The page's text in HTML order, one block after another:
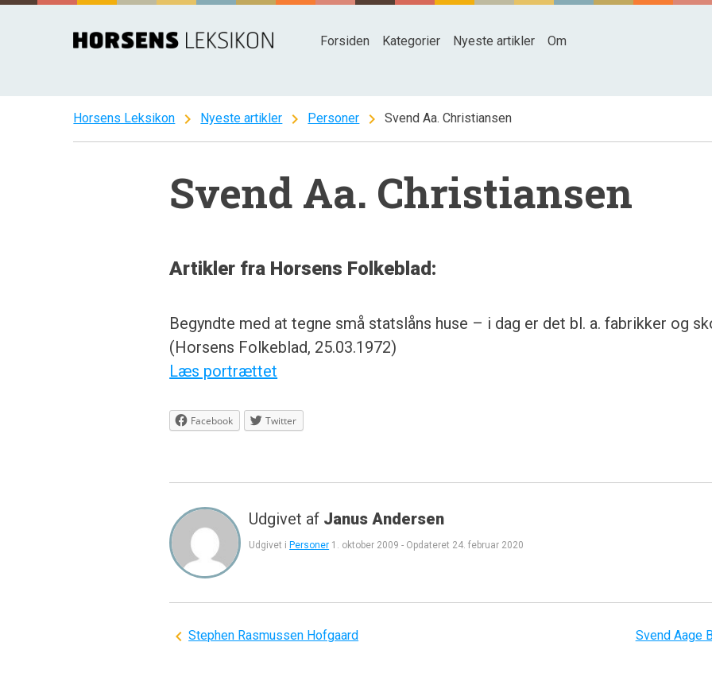
Spring
Forsiden Kategorier Nyeste artikler Om
Horsens Leksikon chevron_right Nyeste artikler chevron_right Personer chevron_right Svend Aa. Christiansen
Svend Aa. Christiansen
Artikler fra Horsens Folkeblad:
Begyndte med at tegne små statslåns huse – i dag er det bl. a. fabrikker og
(Horsens Folkeblad, 25.03.1972)
Læs portrættet
Facebook Twitter
Udgivet af Janus Andersen
Udgivet iPersoner 1. oktober 2009 - Opdateret 24. februar 2020
Indlægsnavigation
Stephen Rasmussen Hofgaard Svend Aage